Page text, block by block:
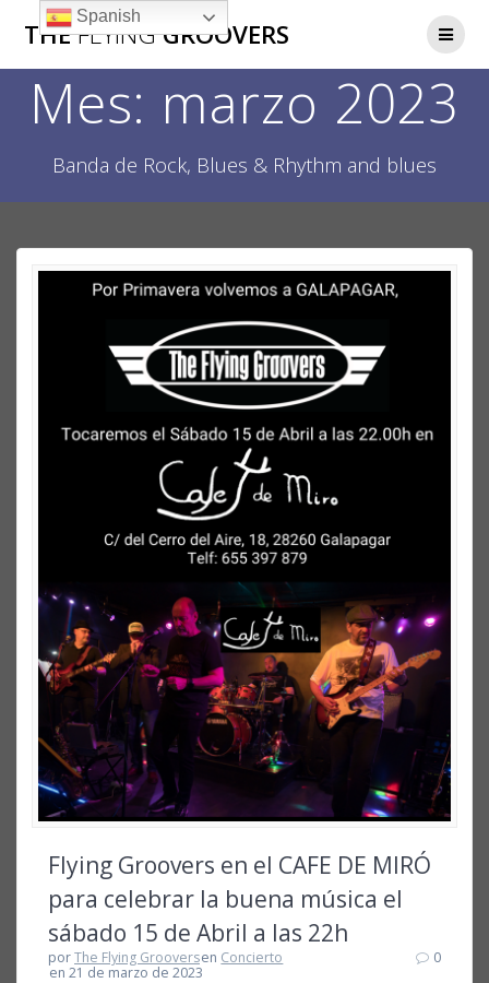
al
THEFLYINGGROOVERS
Mes: marzo 2023
Banda de Rock, Blues & Rhythm and blues
Flying Groovers en el CAFE DE MIRÓ
para celebrar la buena música el
sábado 15 de Abril a las 22h
porThe Flying Grooversen Concierto
en 21 de marzo de 2023
0
Spanish